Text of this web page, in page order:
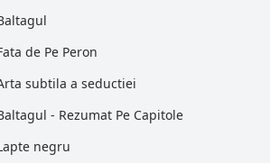
de Pe Peron
subtila a seductiei
- Rezumat Pe Capitole
negru